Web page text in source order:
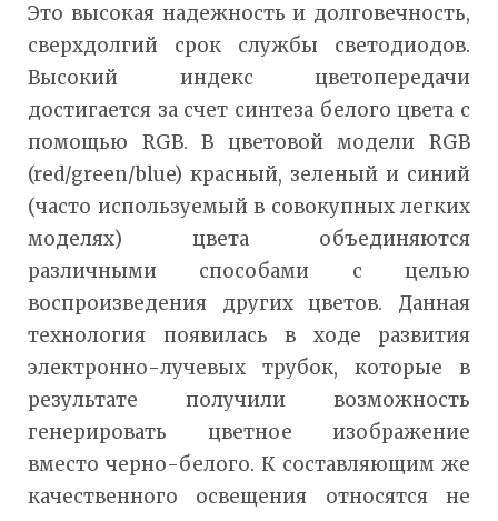
Это высокая надежность и долговечность,
сверхдолгий срок службы светодиодов.
Высокий индекс цветопередачи
достигается за счет синтеза белого цвета с
помощью RGB. В цветовой модели RGB
(red/green/blue) красный, зеленый и синий
(часто используемый в совокупных легких
моделях) цвета объединяются
различными способами с целью
воспроизведения других цветов. Данная
технология появилась в ходе развития
электронно-лучевых трубок, которые в
результате получили возможность
генерировать цветное изображение
вместо черно-белого. К составляющим же
качественного освещения относятся не